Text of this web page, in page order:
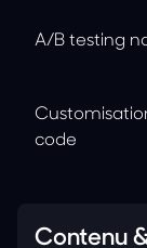
A/B testing
code
Contenu